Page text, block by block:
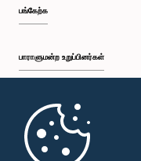
பங்கேற்க
பாராளுமன்ற உறுப்பினர்கள்
முதற்பக்கம்